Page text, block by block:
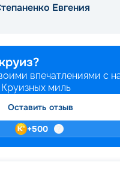
Евгения
впечатлениями с
Круизных миль
Оставить отзыв
+500